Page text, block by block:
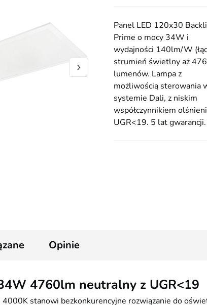
Panel LED 120x30
Prime o mocy 34W i
wydajności 140lm/W
strumień świetlny aż
lumenów. Lampa z
możliwością sterowania
systemie Dali, z niskim
współczynnikiem
UGR<19. 5 lat gwarancji.
Opinie
4760lm neutralny z UGR<19
stanowi bezkonkurencyjne rozwiązanie do